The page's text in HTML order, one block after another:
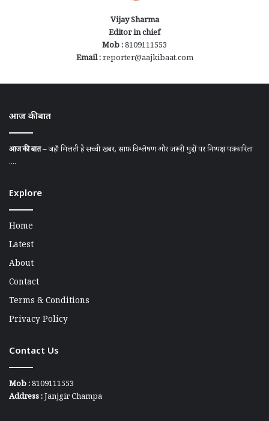
Vijay Sharma
Editor in chief
Mob :8109111553
Email :reporter@aajkibaat.com
आज की बात
आज की बात– जहाँ मिलती है सच्ची खबर, साफ़ विश्लेषण और ज़रूरी मुद्दों पर निष्पक्ष पत्रकारिता
....
Explore
Home
Latest
About
Contact
Terms & Conditions
Privacy Policy
Contact Us
Mob :8109111553
Address :Janjgir Champa